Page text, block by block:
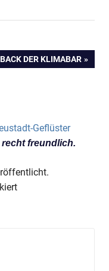
DER KLIMABAR
Geflüster
freundlich.